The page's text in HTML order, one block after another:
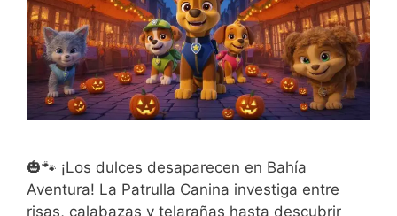
🎃🐾 ¡Los dulces desaparecen en Bahía
Aventura! La Patrulla Canina investiga entre
risas, calabazas y telarañas hasta descubrir